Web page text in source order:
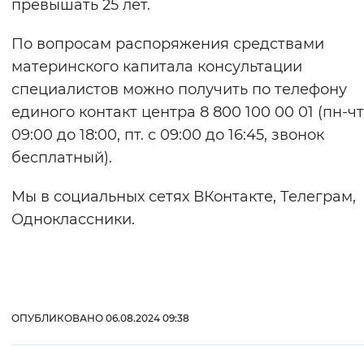
превышать 25 лет.
По вопросам распоряжения средствами
материнского капитала консультации
специалистов можно получить по телефону
единого контакт центра 8 800 100 00 01 (пн-
09:00 до 18:00, пт. с 09:00 до 16:45, звонок
бесплатный).
Мы в социальных сетях ВКонтакте, Телеграм,
Одноклассники.
ОПУБЛИКОВАНО 06.08.2024 09:38